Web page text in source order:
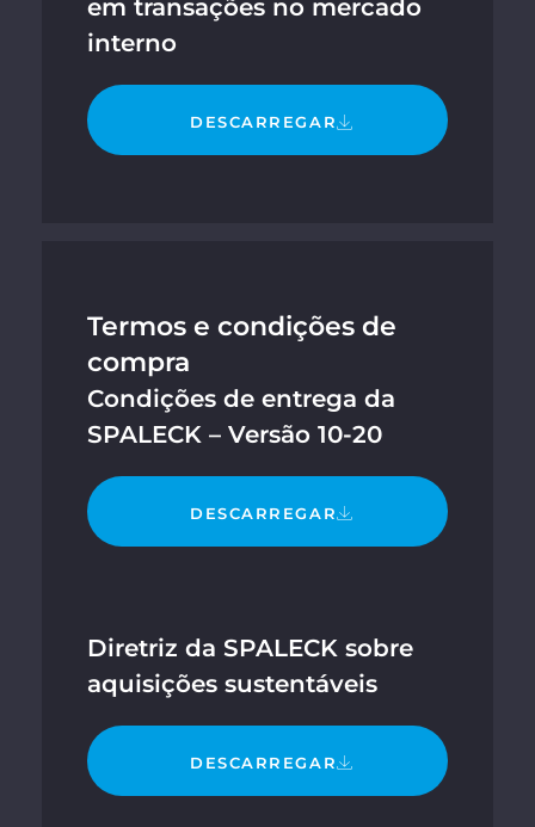
em transações no mercado
interno
DESCARREGAR
Termos e condições de
compra
Condições de entrega da
SPALECK – Versão 10-20
DESCARREGAR
Diretriz da SPALECK sobre
aquisições sustentáveis
DESCARREGAR